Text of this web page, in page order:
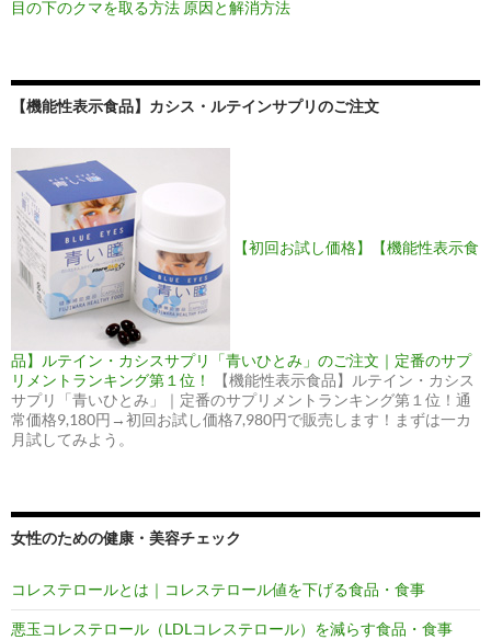
目の下のクマを取る方法 原因と解消方法
【機能性表示食品】カシス・ルテインサプリのご注文
【初回お試し価格】【機能性表示食
品】ルテイン・カシスサプリ「青いひとみ」のご注文｜定番のサプ
リメントランキング第１位！
【機能性表示食品】ルテイン・カシス
サプリ「青いひとみ」｜定番のサプリメントランキング第１位！通
常価格9,180円→初回お試し価格7,980円で販売します！まずは一カ
月試してみよう。
女性のための健康・美容チェック
コレステロールとは｜コレステロール値を下げる食品・食事
悪玉コレステロール（LDLコレステロール）を減らす食品・食事